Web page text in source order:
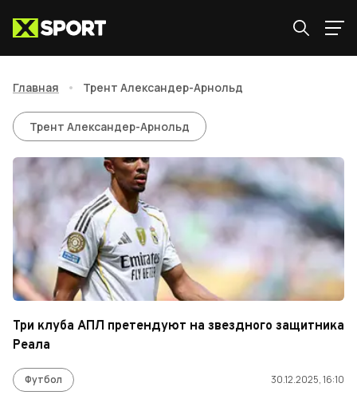
Главная • Трент Александер-Арнольд
Трент Александер-Арнольд
Трент Александер-Арнольд
Три клуба АПЛ претендуют на звездного защитника
Реала
Футбол 30.12.2025, 16:10